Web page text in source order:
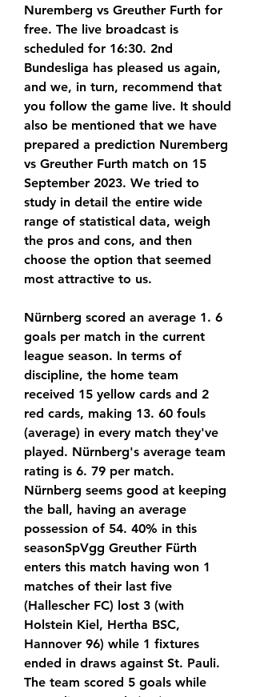
Nuremberg vs Greuther Furth for
free. The live broadcast is
scheduled for 16:30. 2nd
Bundesliga has pleased us again,
and we, in turn, recommend that
you follow the game live. It should
also be mentioned that we have
prepared a prediction Nuremberg
vs Greuther Furth match on 15
September 2023. We tried to
study in detail the entire wide
range of statistical data, weigh
the pros and cons, and then
choose the option that seemed
most attractive to us.
Nürnberg scored an average 1. 6
goals per match in the current
league season. In terms of
discipline, the home team
received 15 yellow cards and 2
red cards, making 13. 60 fouls
(average) in every match they've
played. Nürnberg's average team
rating is 6. 79 per match.
Nürnberg seems good at keeping
the ball, having an average
possession of 54. 40% in this
seasonSpVgg Greuther Fürth
enters this match having won 1
matches of their last five
(Hallescher FC) lost 3 (with
Holstein Kiel, Hertha BSC,
Hannover 96) while 1 fixtures
ended in draws against St. Pauli.
The team scored 5 goals while